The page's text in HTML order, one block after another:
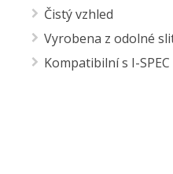
Čistý vzhled
Vyrobena z odolné
Kompatibilní s I-SPEC